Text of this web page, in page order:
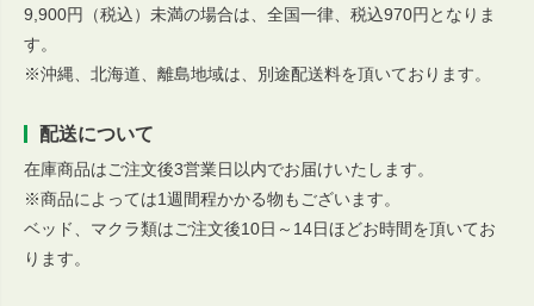
9,900円（税込）未満の場合は、全国一律、税込970円となりま
す。
※沖縄、北海道、離島地域は、別途配送料を頂いております。
配送について
在庫商品はご注文後3営業日以内でお届けいたします。
※商品によっては1週間程かかる物もございます。
ベッド、マクラ類はご注文後10日～14日ほどお時間を頂いてお
ります。